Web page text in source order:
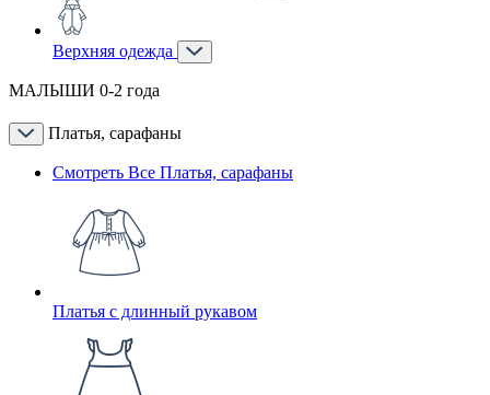
Верхняя одежда
МАЛЫШИ 0-2 года
Платья, сарафаны
Смотреть Все Платья, сарафаны
Платья с длинный рукавом